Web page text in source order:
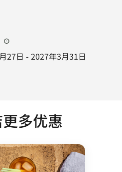
27日 - 2027年3月31日
多优惠